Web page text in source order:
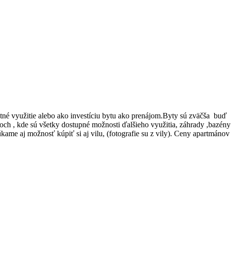
využitie alebo ako investíciu bytu ako prenájom.Byty sú zväčša buď
, kde sú všetky dostupné možnosti ďalšieho využitia, záhrady ,bazény
aj možnosť kúpiť si aj vilu, (fotografie su z vily). Ceny apartmánov